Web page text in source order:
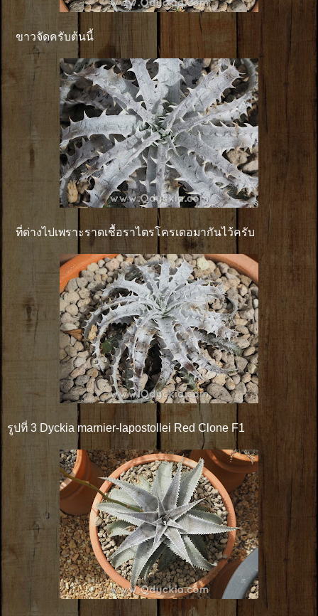
ขาวจัดครับต้นนี้
ที่ด่างไปเพราะราดเชื้อราไตรโครเดอมากันไว้ครับ
รูปที่ 3 Dyckia marnier-lapostollei Red Clone F1